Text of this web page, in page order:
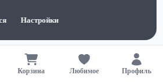
Корзина Любимое Профиль
Настройки